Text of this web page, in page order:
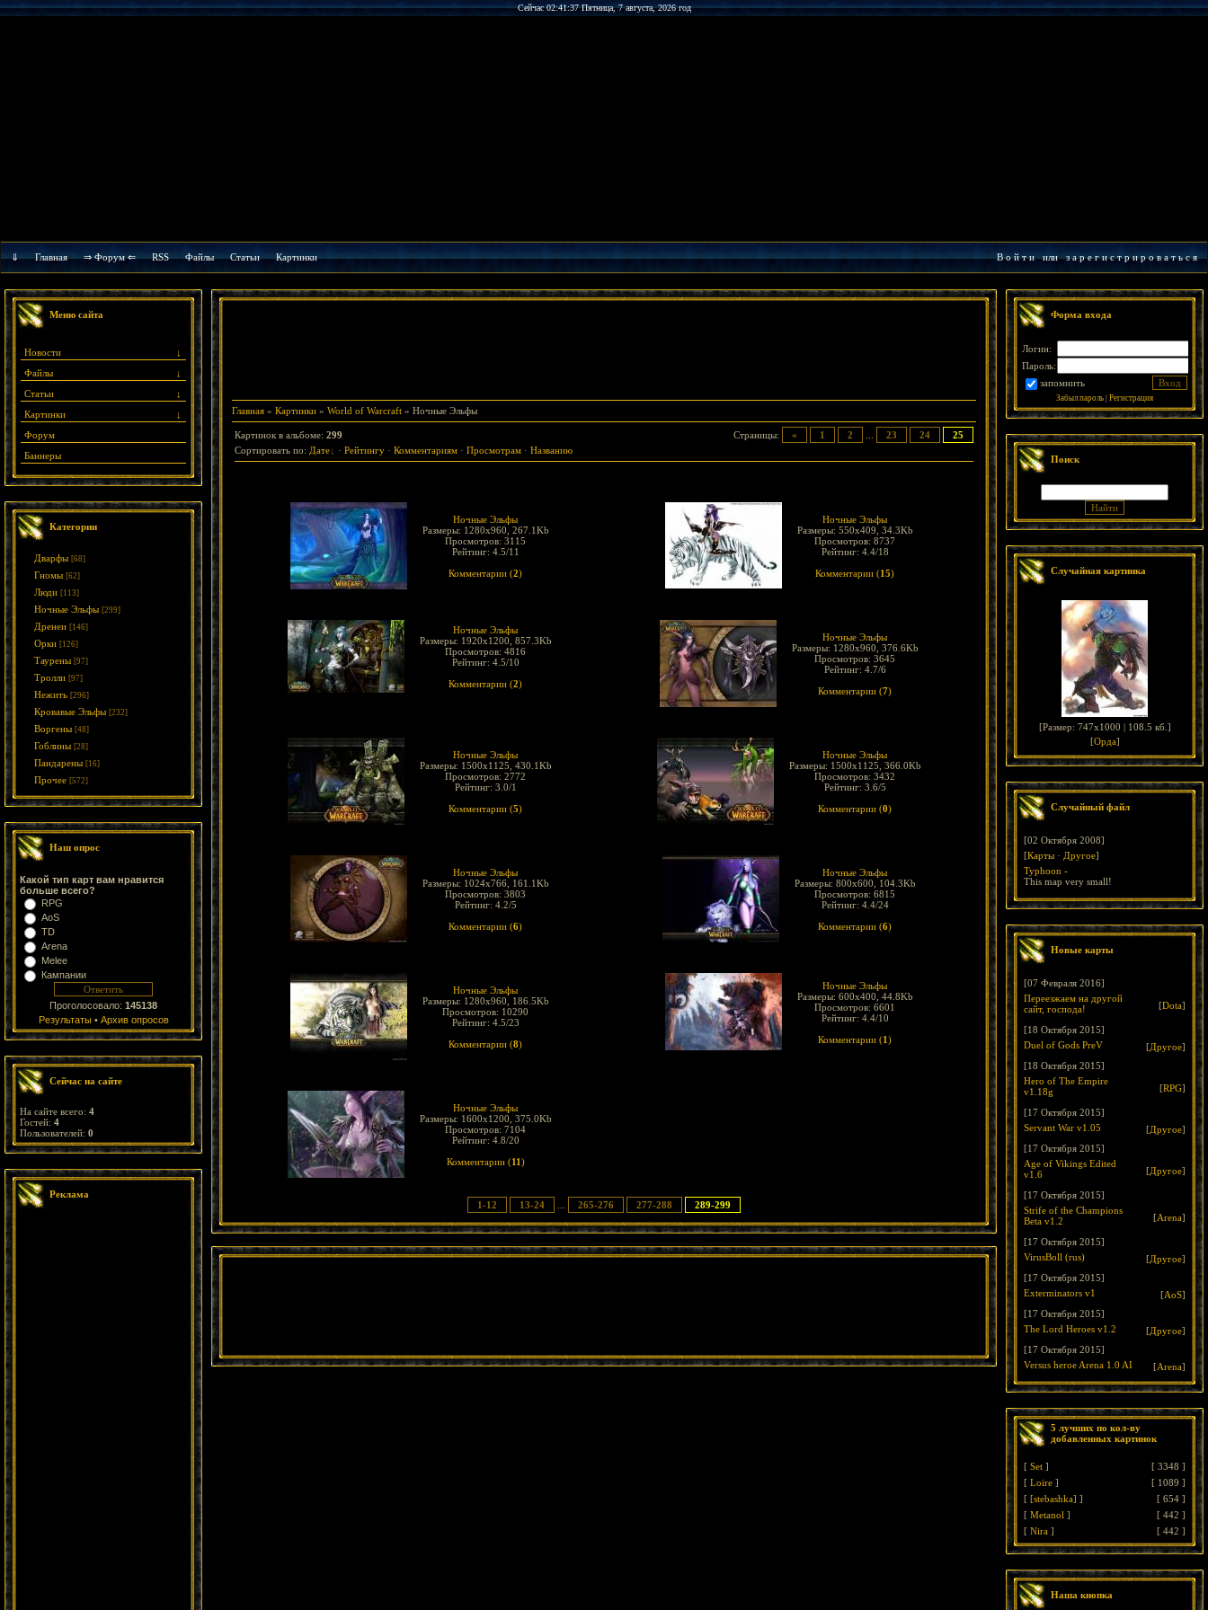
Сейчас 02:41:37 Пятница, 7 августа, 2026 год
⇓ Главная ⇒ Форум ⇐ RSS Файлы Cтатьи Картинки В о й т иилиз а р е г и с т р и р о в а т ь с я
Меню сайта
↓
Новости
↓
Файлы
↓
Статьи
↓
Картинки
Форум
Баннеры
Категории
Дварфы [68]
Гномы [62]
Люди [113]
Ночные Эльфы [299]
Дренеи [146]
Орки [126]
Таурены [97]
Тролли [97]
Нежить [296]
Кровавые Эльфы [232]
Воргены [48]
Гоблины [28]
Пандарены [16]
Прочее [572]
Наш опрос
Какой тип карт вам нравится
больше всего?
RPG
AoS
TD
Arena
Melee
Кампании
Проголосовало: 145138
Результаты• Архив опросов
Сейчас на сайте
На сайте всего: 4
Гостей: 4
Пользователей: 0
Реклама
Главная » Картинки » World of Warcraft » Ночные Эльфы
Картинок в альбоме: 299 Страницы: « 1 2 23 24
25
Сортировать по: Дате · Рейтингу · Комментариям · Просмотрам · Названию
Ночные Эльфы
Размеры: 1280x960, 267.1Kb
Просмотров: 3115
Рейтинг: 4.5/11
Комментарии (2)
Ночные Эльфы
Размеры: 550x409, 34.3Kb
Просмотров: 8737
Рейтинг: 4.4/18
Комментарии (15)
Ночные Эльфы
Размеры: 1920x1200, 857.3Kb
Просмотров: 4816
Рейтинг: 4.5/10
Комментарии (2)
Ночные Эльфы
Размеры: 1280x960, 376.6Kb
Просмотров: 3645
Рейтинг: 4.7/6
Комментарии (7)
Ночные Эльфы
Размеры: 1500x1125, 430.1Kb
Просмотров: 2772
Рейтинг: 3.0/1
Комментарии (5)
Ночные Эльфы
Размеры: 1500x1125, 366.0Kb
Просмотров: 3432
Рейтинг: 3.6/5
Комментарии (0)
Ночные Эльфы
Размеры: 1024x766, 161.1Kb
Просмотров: 3803
Рейтинг: 4.2/5
Комментарии (6)
Ночные Эльфы
Размеры: 800x600, 104.3Kb
Просмотров: 6815
Рейтинг: 4.4/24
Комментарии (6)
Ночные Эльфы
Размеры: 1280x960, 186.5Kb
Просмотров: 10290
Рейтинг: 4.5/23
Комментарии (8)
Ночные Эльфы
Размеры: 600x400, 44.8Kb
Просмотров: 6601
Рейтинг: 4.4/10
Комментарии (1)
Ночные Эльфы
Размеры: 1600x1200, 375.0Kb
Просмотров: 7104
Рейтинг: 4.8/20
Комментарии (11)
1-12 13-24 265-276 277-288 289-299
Форма входа
Логин:
Пароль:
запомнить
Забыл пароль Регистрация
Поиск
Случайная картинка
[Размер: 747x1000 | 108.5 кб. ]
[Орда]
Случайный файл
[02 Октября 2008]
[Карты · Другое]
Typhoon -
This map very small!
Новые карты
[07 Февраля 2016]
Переезжаем на другой
сайт, господа!
[Dota]
[18 Октября 2015]
Duel of Gods PreV
[Другое]
[18 Октября 2015]
Hero of The Empire
v1.18g
[RPG]
[17 Октября 2015]
Servant War v1.05
[Другое]
[17 Октября 2015]
Age of Vikings Edited
v1.6
[Другое]
[17 Октября 2015]
Strife of the Champions
Beta v1.2
[Arena]
[17 Октября 2015]
VirusBoll (rus)
[Другое]
[17 Октября 2015]
Exterminators v1
[AoS]
[17 Октября 2015]
The Lord Heroes v1.2
[Другое]
[17 Октября 2015]
Versus heroe Arena 1.0 AI
[Arena]
5 лучших по кол-ву
добавленных картинок
[ Set ] [ 3348 ]
[ Loire ] [ 1089 ]
[ [stebashka] ] [ 654 ]
[ Metanol ] [ 442 ]
[ Nira ] [ 442 ]
Наша кнопка